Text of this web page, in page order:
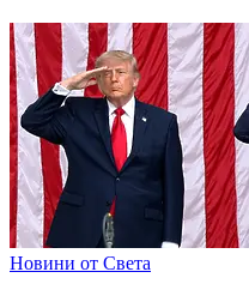
Новини от Света